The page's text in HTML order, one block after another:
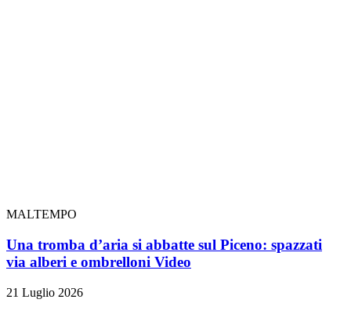
MALTEMPO
Una tromba d’aria si abbatte sul Piceno: spazzati
via alberi e ombrelloni Video
21 Luglio 2026